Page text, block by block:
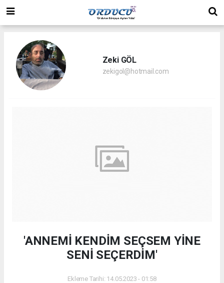
Zeki GÖL
zekigol@hotmail.com
'ANNEMİ KENDİM SEÇSEM YİNE
SENİ SEÇERDİM'
Ekleme Tarihi: 14.05.2023 - 01:58